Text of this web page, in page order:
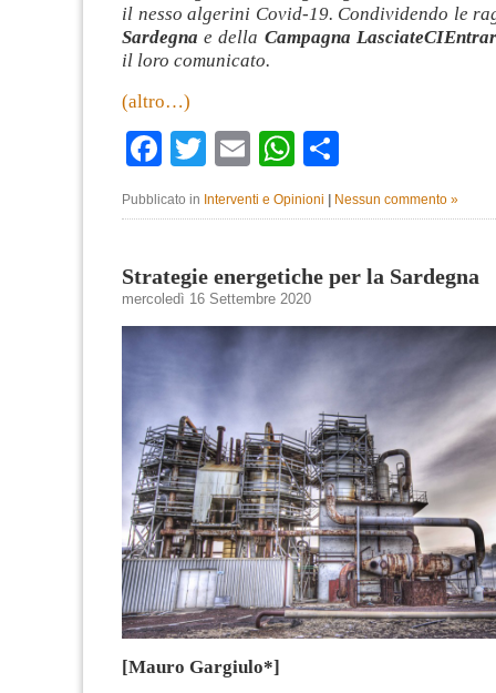
il nesso algerini Covid-19. Condividendo le
Sardegna e della Campagna
il loro comunicato.
(altro…)
Facebook
TwitterEmailWhatsApp
Pubblicato in Interventi e Opinioni | Nessun commento »
Strategie energetiche per la Sardegna
mercoledì 16 Settembre 2020
[Mauro Gargiulo*]